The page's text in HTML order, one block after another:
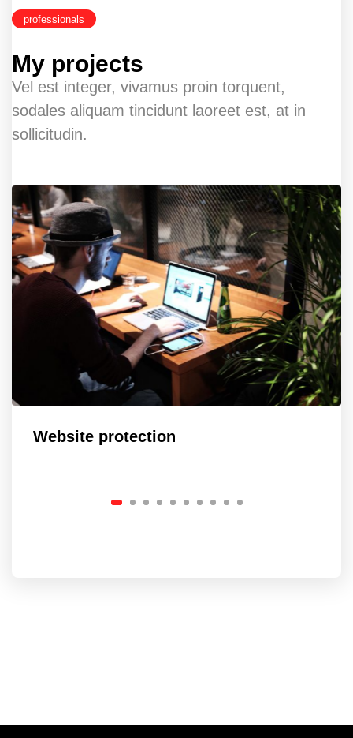
professionals
My projects
Vel est integer, vivamus proin torquent,
sodales aliquam tincidunt laoreet est, at in
sollicitudin.
Website protection